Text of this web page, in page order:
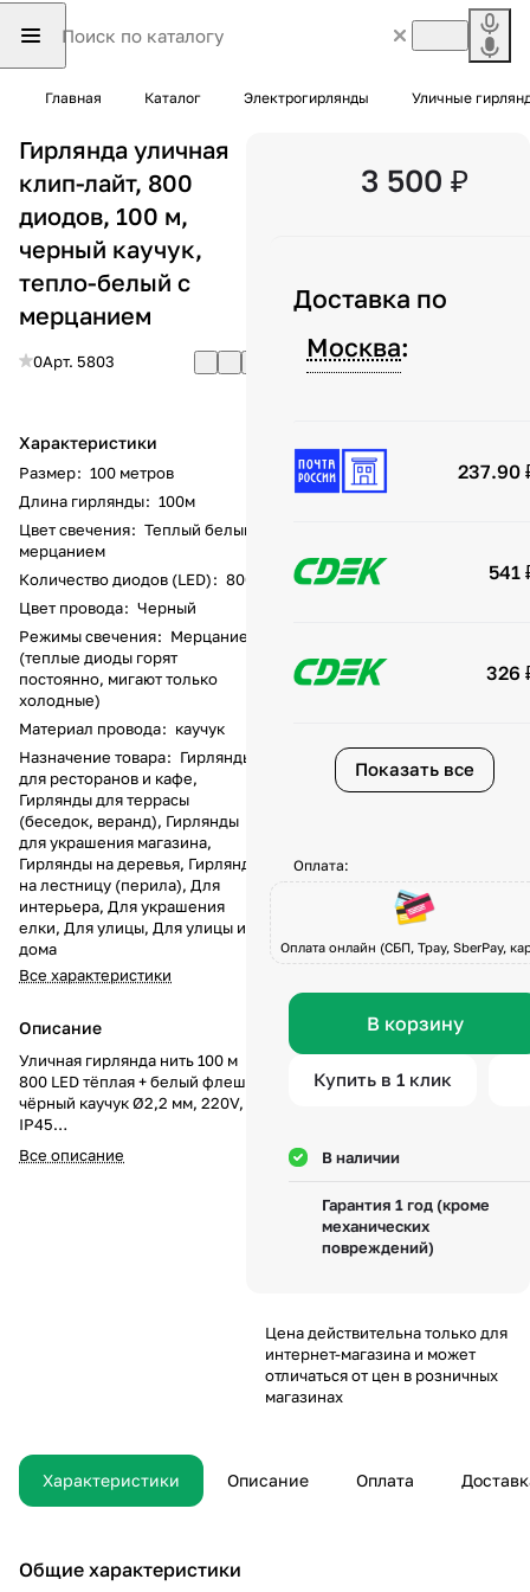
Главная Каталог Электрогирлянды Уличные
Гирлянда уличная
клип-лайт, 800
диодов, 100 м,
черный каучук,
тепло-белый с
мерцанием
0Арт. 5803
Характеристики
Размер: 100 метров
Длина гирлянды: 100м
Цвет свечения: Теплый белый с
мерцанием
Количество диодов (LED): 800
Цвет провода: Черный
Режимы свечения: Мерцание
(теплые диоды горят
постоянно, мигают только
холодные)
Материал провода: каучук
Назначение товара: Гирлянды
для ресторанов и кафе,
Гирлянды для террасы
(беседок, веранд), Гирлянды
для украшения магазина,
Гирлянды на деревья, Гирлянды
на лестницу (перила), Для
интерьера, Для украшения
елки, Для улицы, Для улицы и
дома
Все характеристики
Описание
Уличная гирлянда нить 100 м
800 LED тёплая + белый флеш,
чёрный каучук Ø2,2 мм, 220V,
IP45
Уличная гирлянда клип-лайт
длиной 100 метров с 800
елей и архитектурных
объектов, создавая цельное и
равномерное свечение.
кабеле из чёрного каучука Ø2,2
Все описание
3 500 ₽
Доставка по
Москва:
237.90
541
326
Показать все
Оплата:
Оплата онлайн (СБП, Tpay, SberPay,
В корзину
Купить в 1 клик
В наличии
Гарантия 1 год (кроме
механических
повреждений)
Цена действительна только для
интернет-магазина и может
отличаться от цен в розничных
магазинах
Характеристики Описание Оплата
Общие характеристики